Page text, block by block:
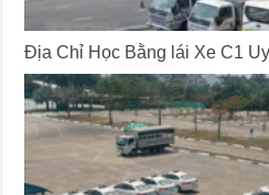
Địa Chỉ Học Bằng lái Xe C1